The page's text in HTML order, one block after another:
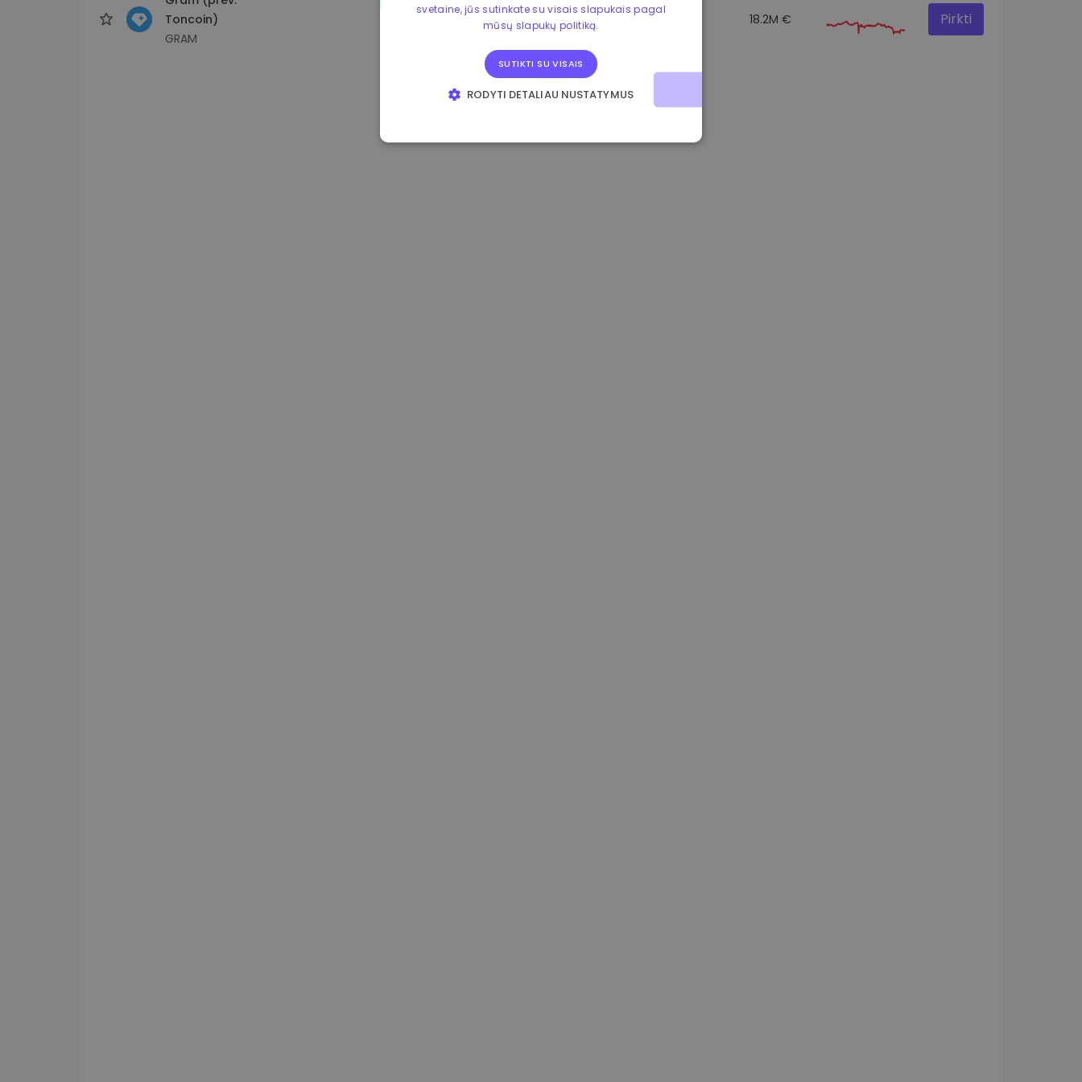
Toncoin)
GRAM
1.170000 € +2.60% 3.2B € 18.2M € Pirkti
svetaine, jūs sutinkate su visais slapukais pagal
mūsų slapukų politiką.
SUTIKTI SU VISAIS
RODYTI DETALIAU NUSTATYMUS